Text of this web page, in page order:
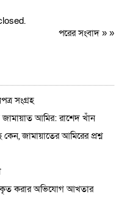
পরের সংবাদ» »
সংগ্রহ
জামায়াত আমির: রাশেদ খাঁন
জামায়াতের আমিরের প্রশ্ন
বিকৃত করার অভিযোগ আখতার